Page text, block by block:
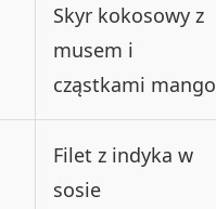
Skyr kokosowy z
musem i
cząstkami mango
Filet z indyka w
sosie